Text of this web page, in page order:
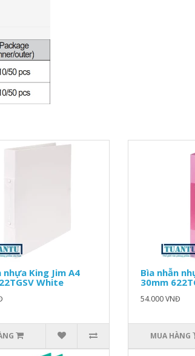
nhựa King Jim A4
White
Bìa nhẫn
30mm
54.000 VNĐ
MUA HÀNG